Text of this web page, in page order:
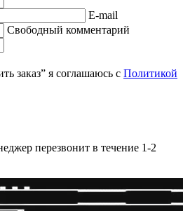
E-mail
Свободный комментарий
заказ” я соглашаюсь с Политикой
перезвонит в течение 1-2